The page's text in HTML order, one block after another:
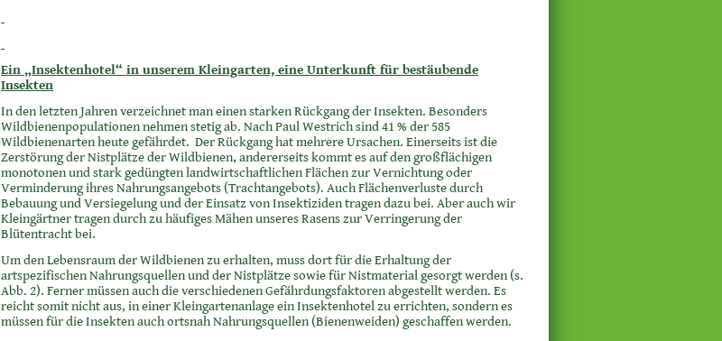
Ein „Insektenhotel“ in unserem Kleingarten, eine Unterkunft für bestäubende
Insekten
In den letzten Jahren verzeichnet man einen starken Rückgang der Insekten. Besonders
Wildbienenpopulationen nehmen stetig ab. Nach Paul Westrich sind 41 % der 585
Wildbienenarten heute gefährdet. Der Rückgang hat mehrere Ursachen. Einerseits ist die
Zerstörung der Nistplätze der Wildbienen, andererseits kommt es auf den großflächigen
monotonen und stark gedüngten landwirtschaftlichen Flächen zur Vernichtung oder
Verminderung ihres Nahrungsangebots (Trachtangebots). Auch Flächenverluste durch
Bebauung und Versiegelung und der Einsatz von Insektiziden tragen dazu bei. Aber auch wir
Kleingärtner tragen durch zu häufiges Mähen unseres Rasens zur Verringerung der
Blütentracht bei.
Um den Lebensraum der Wildbienen zu erhalten, muss dort für die Erhaltung der
artspezifischen Nahrungsquellen und der Nistplätze sowie für Nistmaterial gesorgt werden (s.
Abb. 2). Ferner müssen auch die verschiedenen Gefährdungsfaktoren abgestellt werden. Es
reicht somit nicht aus, in einer Kleingartenanlage ein Insektenhotel zu errichten, sondern es
müssen für die Insekten auch ortsnah Nahrungsquellen (Bienenweiden) geschaffen werden.